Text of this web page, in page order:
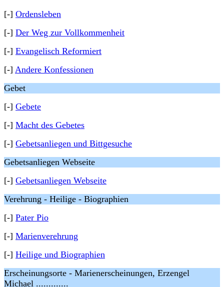
[-] Ordensleben
[-] Der Weg zur Vollkommenheit
[-] Evangelisch Reformiert
[-] Andere Konfessionen
Gebet
[-] Gebete
[-] Macht des Gebetes
[-] Gebetsanliegen und Bittgesuche
Gebetsanliegen Webseite
[-] Gebetsanliegen Webseite
Verehrung - Heilige - Biographien
[-] Pater Pio
[-] Marienverehrung
[-] Heilige und Biographien
Erscheinungsorte - Marienerscheinungen, Erzengel
Michael .............